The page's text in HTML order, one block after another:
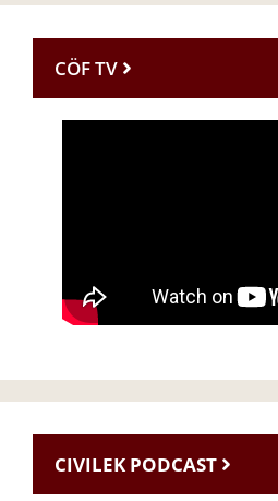
CÖF TV
CIVILEK PODCAST